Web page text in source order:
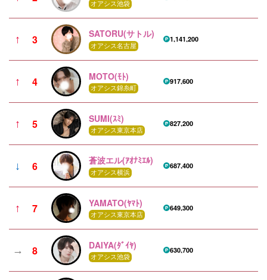
オアシス池袋
↑ 3 SATORU(サトル)
オアシス名古屋
1,141,200
↑ 4 MOTO(ﾓﾄ)
オアシス錦糸町
917,600
↑ 5 SUMI(ｽﾐ)
オアシス東京本店
827,200
↓ 6 蒼波エル(ｱｵﾅﾐｴﾙ)
オアシス横浜
687,400
↑ 7 YAMATO(ﾔﾏﾄ)
オアシス東京本店
649,300
→ 8 DAIYA(ﾀﾞｲﾔ)
オアシス池袋
630,700